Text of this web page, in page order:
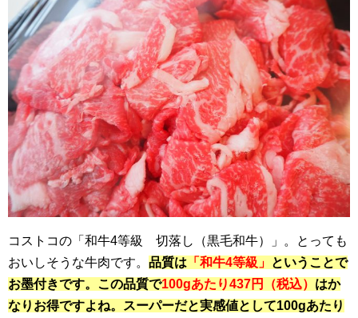
コストコの「和牛4等級 切落し（黒毛和牛）」。とっても
おいしそうな牛肉です。 品質は 「和牛4等級」 ということで
お墨付きです。この品質で100gあたり437円（税込） はか
なりお得ですよね。スーパーだと実感値として100gあたり